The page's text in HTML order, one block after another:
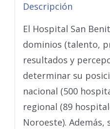
Descripción
El Hospital San
dominios (talento,
resultados y
determinar su
nacional (500
regional (89
Noroeste). Además,